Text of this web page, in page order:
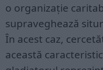
o organizație
supraveghează
În acest caz,
această